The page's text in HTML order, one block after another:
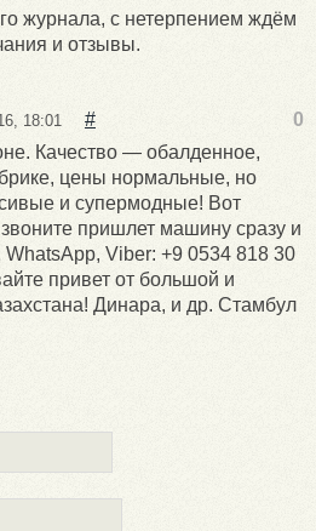
журнала, с нетерпением ждём
и отзывы.
18:01 #
0
Качество — обалденное,
цены нормальные, но
и супермодные! Вот
пришлет машину сразу и
Viber: +9 0534 818 30
привет от большой и
Динара, и др. Стамбул